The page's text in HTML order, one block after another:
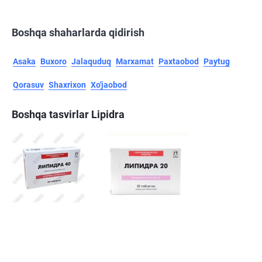
Boshqa shaharlarda qidirish
Asaka Buxoro Jalaquduq Marxamat Paxtaobod Paytug
Qorasuv Shaxrixon Xo'jaobod
Boshqa tasvirlar Lipidra